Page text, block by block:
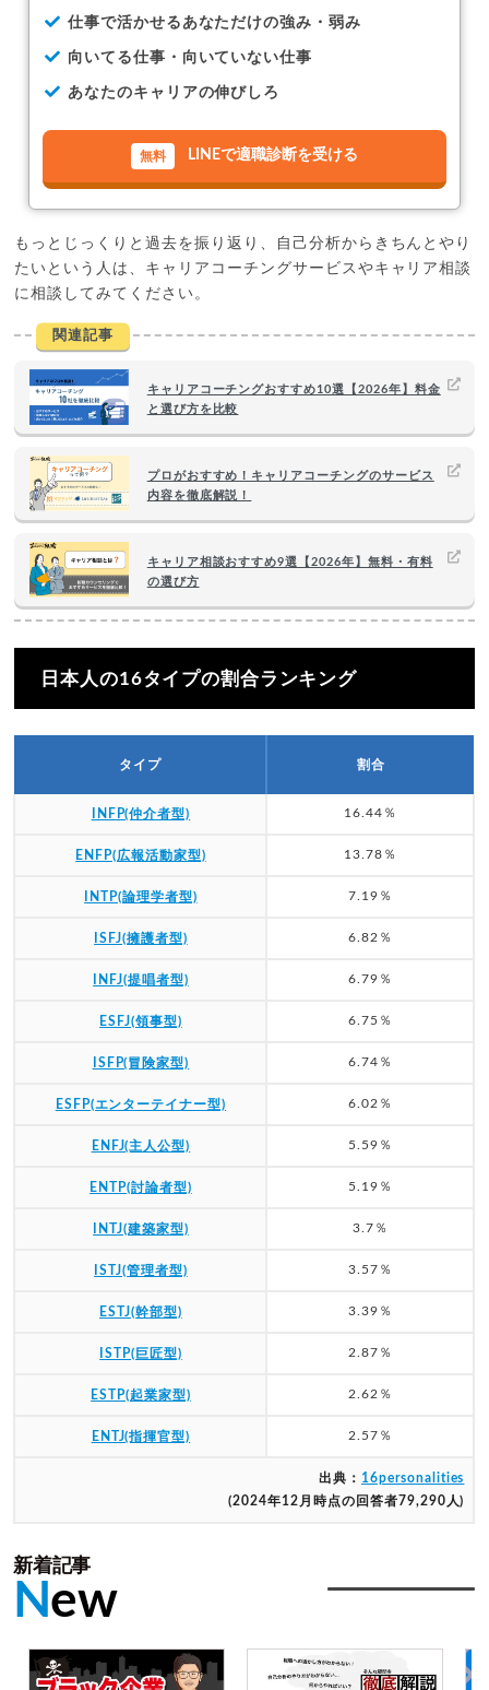
仕事で活かせるあなただけの強み・弱み
向いてる仕事・向いていない仕事
あなたのキャリアの伸びしろ
LINEで適職診断を受ける
もっとじっくりと過去を振り返り、自己分析からきちんとやり
たいという人は、キャリアコーチングサービスやキャリア相談
に相談してみてください。
関連記事
キャリアコーチングおすすめ10選【2026年】料金
と選び方を比較
プロがおすすめ！キャリアコーチングのサービス
内容を徹底解説！
キャリア相談おすすめ9選【2026年】無料・有料
の選び方
日本人の16タイプの割合ランキング
タイプ 割合
INFP(仲介者型) 16.44％
ENFP(広報活動家型) 13.78％
INTP(論理学者型) 7.19％
ISFJ(擁護者型) 6.82％
INFJ(提唱者型) 6.79％
ESFJ(領事型) 6.75％
ISFP(冒険家型) 6.74％
ESFP(エンターテイナー型) 6.02％
ENFJ(主人公型) 5.59％
ENTP(討論者型) 5.19％
INTJ(建築家型) 3.7％
ISTJ(管理者型) 3.57％
ESTJ(幹部型) 3.39％
ISTP(巨匠型) 2.87％
ESTP(起業家型) 2.62％
ENTJ(指揮官型) 2.57％
出典： 16personalities
(2024年12月時点の回答者79,290人)
新着記事
New